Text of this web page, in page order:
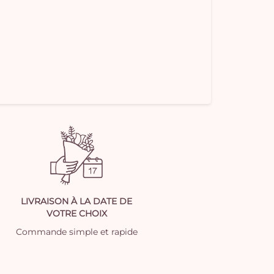
LIVRAISON À LA DATE DE
VOTRE CHOIX
Commande simple et rapide